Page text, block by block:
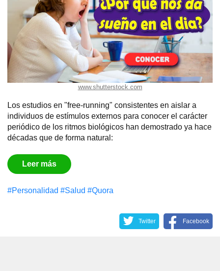
www.shutterstock.com
Los estudios en "free-running" consistentes en aislar a
individuos de estímulos externos para conocer el carácter
periódico de los ritmos biológicos han demostrado ya hace
décadas que de forma natural:
Leer más
#Personalidad #Salud #Quora
Twitter Facebook